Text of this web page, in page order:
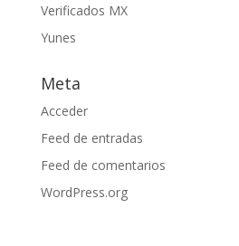
Verificados MX
Yunes
Meta
Acceder
Feed de entradas
Feed de comentarios
WordPress.org